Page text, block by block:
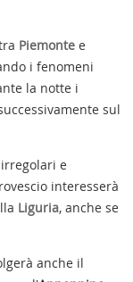
Piemonte e
i fenomeni
la notte i
sul
e
interesserà
Liguria, anche se
anche il